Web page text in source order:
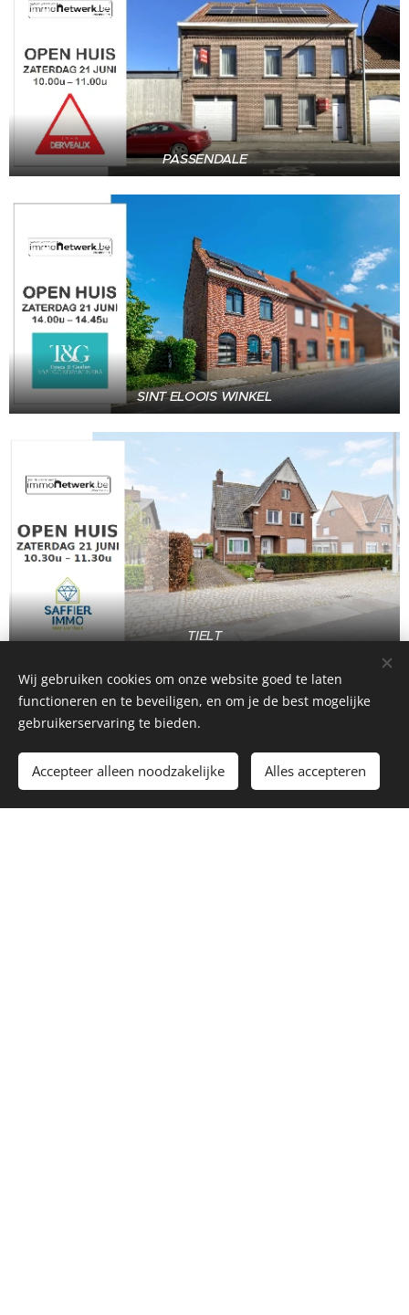
PASSENDALE
SINT ELOOIS WINKEL
TIELT
Wij gebruiken cookies om onze website goed te laten
functioneren en te beveiligen, en om je de best mogelijke
gebruikerservaring te bieden.
Accepteer alleen noodzakelijke Alles accepteren